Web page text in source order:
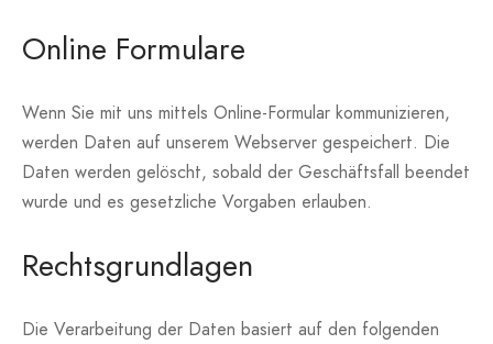
Online Formulare
Wenn Sie mit uns mittels Online-Formular kommunizieren,
werden Daten auf unserem Webserver gespeichert. Die
Daten werden gelöscht, sobald der Geschäftsfall beendet
wurde und es gesetzliche Vorgaben erlauben.
Rechtsgrundlagen
Die Verarbeitung der Daten basiert auf den folgenden